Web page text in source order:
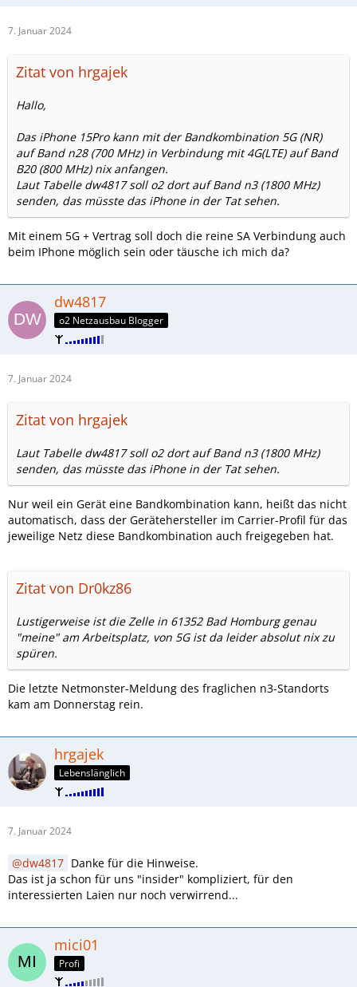
7. Januar 2024
Zitat von hrgajek
Hallo,
Das iPhone 15Pro kann mit der Bandkombination 5G (NR)
auf Band n28 (700 MHz) in Verbindung mit 4G(LTE) auf Band
B20 (800 MHz) nix anfangen.
Laut Tabelle dw4817 soll o2 dort auf Band n3 (1800 MHz)
senden, das müsste das iPhone in der Tat sehen.
Mit einem 5G + Vertrag soll doch die reine SA Verbindung auch
beim IPhone möglich sein oder täusche ich mich da?
dw4817
o2 Netzausbau Blogger
7. Januar 2024
Zitat von hrgajek
Laut Tabelle dw4817 soll o2 dort auf Band n3 (1800 MHz)
senden, das müsste das iPhone in der Tat sehen.
Nur weil ein Gerät eine Bandkombination kann, heißt das nicht
automatisch, dass der Gerätehersteller im Carrier-Profil für das
jeweilige Netz diese Bandkombination auch freigegeben hat.
Zitat von Dr0kz86
Lustigerweise ist die Zelle in 61352 Bad Homburg genau
"meine" am Arbeitsplatz, von 5G ist da leider absolut nix zu
spüren.
Die letzte Netmonster-Meldung des fraglichen n3-Standorts
kam am Donnerstag rein.
hrgajek
Lebenslänglich
7. Januar 2024
dw4817 Danke für die Hinweise.
Das ist ja schon für uns "insider" kompliziert, für den
interessierten Laien nur noch verwirrend...
mici01
Profi